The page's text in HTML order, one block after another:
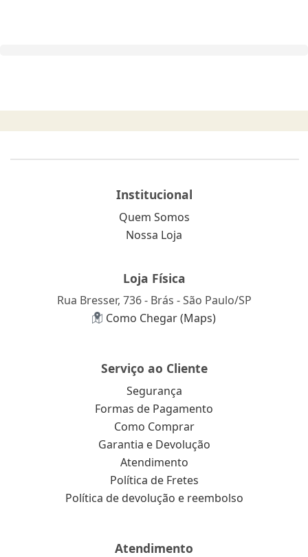
Institucional
Quem Somos
Nossa Loja
Loja Física
Rua Bresser, 736 - Brás - São Paulo/SP
Como Chegar (Maps)
Serviço ao Cliente
Segurança
Formas de Pagamento
Como Comprar
Garantia e Devolução
Atendimento
Política de Fretes
Política de devolução e reembolso
Atendimento